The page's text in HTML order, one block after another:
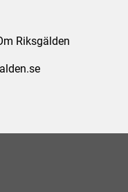
Riksgälden